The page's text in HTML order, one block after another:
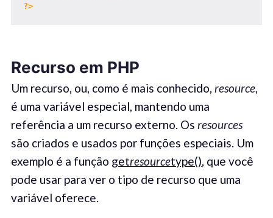
?>
Recurso em PHP
Um recurso, ou, como é mais conhecido, resource,
é uma variável especial, mantendo uma
referência a um recurso externo. Os resources
são criados e usados ​​por funções especiais. Um
exemplo é a função getresourcetype(), que você
pode usar para ver o tipo de recurso que uma
variável oferece.